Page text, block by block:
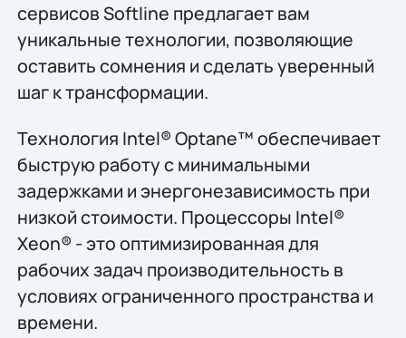
сервисов Softline предлагает вам
уникальные технологии, позволяющие
оставить сомнения и сделать уверенный
шаг к трансформации.
Технология Intel® Optane™ обеспечивает
быструю работу с минимальными
задержками и энергонезависимость при
низкой стоимости. Процессоры Intel®
Xeon® - это оптимизированная для
рабочих задач производительность в
условиях ограниченного пространства и
времени.